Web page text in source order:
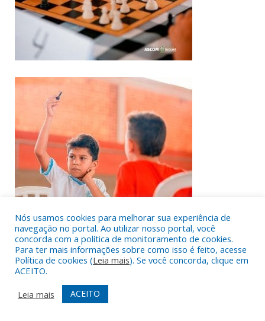
Nós usamos cookies para melhorar sua experiência de
navegação no portal. Ao utilizar nosso portal, você
concorda com a política de monitoramento de cookies.
Para ter mais informações sobre como isso é feito, acesse
Política de cookies (Leia mais). Se você concorda, clique em
ACEITO.
Leia mais
ACEITO